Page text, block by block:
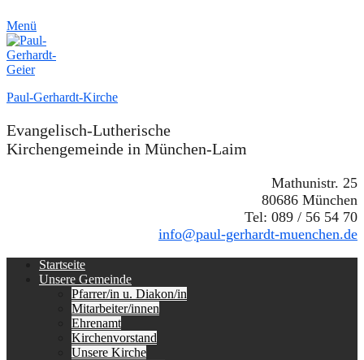
Menü
Paul-Gerhardt-Kirche
Evangelisch-Lutherische
Kirchengemeinde in München-Laim
Mathunistr. 25
80686 München
Tel: 089 / 56 54 70
info@paul-gerhardt-muenchen.de
Erstes
Menü
Startseite
Unsere Gemeinde
Pfarrer/in u. Diakon/in
Mitarbeiter/innen
Ehrenamt
Kirchenvorstand
Unsere Kirche